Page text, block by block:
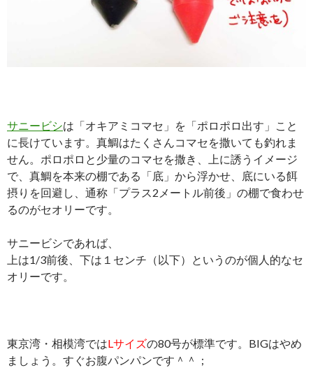
サニービシは「オキアミコマセ」を「ポロポロ出す」こと
に長けています。真鯛はたくさんコマセを撒いても釣れま
せん。ポロポロと少量のコマセを撒き、上に誘うイメージ
で、真鯛を本来の棚である「底」から浮かせ、底にいる餌
摂りを回避し、通称「プラス2メートル前後」の棚で食わせ
るのがセオリーです。
サニービシであれば、
上は1/3前後、下は１センチ（以下）というのが個人的なセ
オリーです。
東京湾・相模湾ではLサイズの80号が標準です。BIGはやめ
ましょう。すぐお腹パンパンです＾＾；